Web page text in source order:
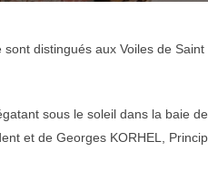
distingués aux Voiles de
sous le soleil dans la baie
et de Georges KORHEL,